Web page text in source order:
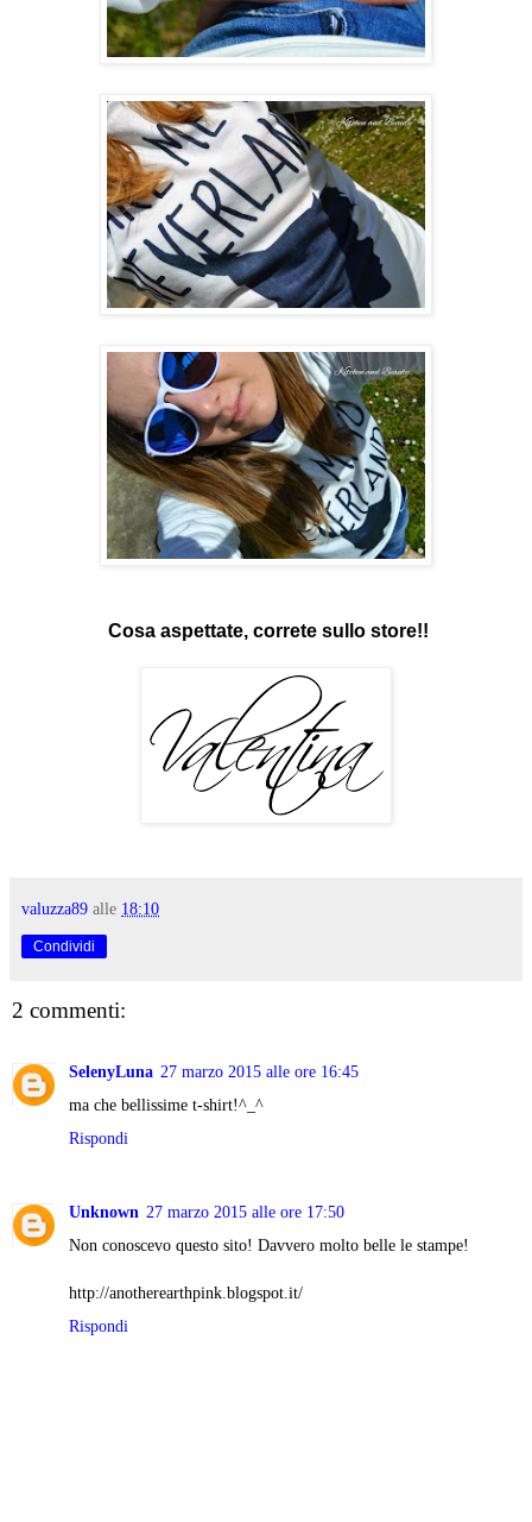
Cosa aspettate, correte sullo store!!
valuzza89 alle 18:10
Condividi
2 commenti:
SelenyLuna 27 marzo 2015 alle ore 16:45
ma che bellissime t-shirt!^_^
Rispondi
Unknown 27 marzo 2015 alle ore 17:50
Non conoscevo questo sito! Davvero molto belle le stampe!
http://anotherearthpink.blogspot.it/
Rispondi